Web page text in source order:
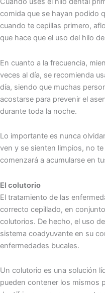
comida que se hayan podido
cuando te cepillas primero,
que hace que el uso del hilo
En cuanto a la frecuencia,
veces al día, se recomienda
día, siendo que muchas
acostarse para prevenir el
durante toda la noche.
Lo importante es nunca
ven y se sienten limpios, no
comenzará a acumularse en
El colutorio
El tratamiento de las
correcto cepillado, en
colutorios. De hecho, el uso
sistema coadyuvante en su
enfermedades bucales.
Un colutorio es una solución
pueden contener los mismos